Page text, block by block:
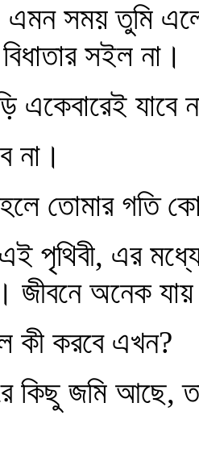
এমন সময় তুমি
সইল না।
একেবারেই যাবে
না।
তোমার গতি
পৃথিবী, এর
জীবনে অনেক
কী করবে এখন?
কিছু জমি আছে,